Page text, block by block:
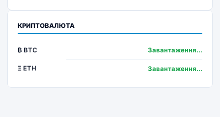
КРИПТОВАЛЮТА
₿ BTC Завантаження...
Ξ ETH Завантаження...